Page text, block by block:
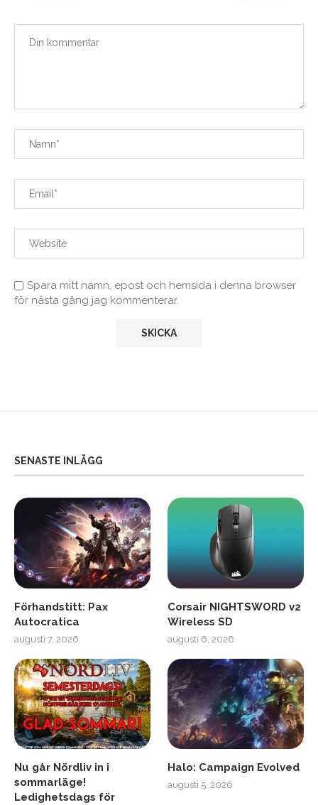
Spara mitt namn, epost och hemsida i denna browser
för nästa gång jag kommenterar.
SENASTE INLÄGG
Förhandstitt: Pax
Autocratica
augusti 7, 2026
Corsair NIGHTSWORD v2
Wireless SD
augusti 6, 2026
Nu går Nördliv in i
sommarläge!
Ledighetsdags för
Halo: Campaign Evolved
augusti 5, 2026